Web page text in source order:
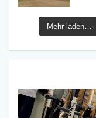
Mehr laden…